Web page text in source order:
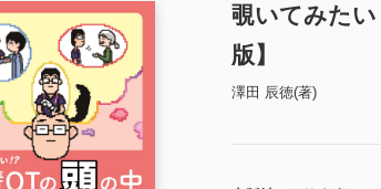
覗いてみた
版】
澤田 辰徳(著)